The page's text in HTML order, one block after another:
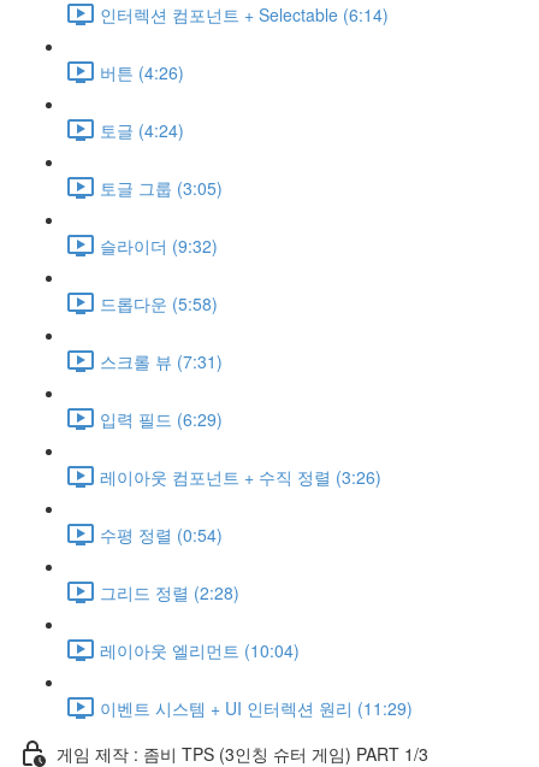
인터렉션 컴포넌트 + Selectable (6:14)
버튼 (4:26)
토글 (4:24)
토글 그룹 (3:05)
슬라이더 (9:32)
드롭다운 (5:58)
스크롤 뷰 (7:31)
입력 필드 (6:29)
레이아웃 컴포넌트 + 수직 정렬 (3:26)
수평 정렬 (0:54)
그리드 정렬 (2:28)
레이아웃 엘리먼트 (10:04)
이벤트 시스템 + UI 인터렉션 원리 (11:29)
게임 제작 : 좀비 TPS (3인칭 슈터 게임) PART 1/3